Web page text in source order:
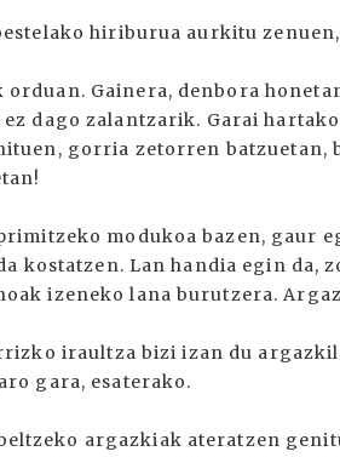
hiriburua aurkitu
Gainera, denbora
dago zalantzarik. Garai
gorria zetorren batzuetan,
modukoa bazen, gaur
kostatzen. Lan handia egin da,
izeneko lana burutzera.
iraultza bizi izan du
gara, esaterako.
argazkiak ateratzen